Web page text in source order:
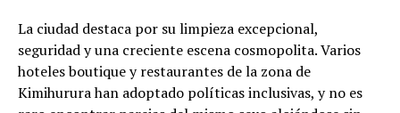
La ciudad destaca por su limpieza excepcional,
seguridad y una creciente escena cosmopolita. Varios
hoteles boutique y restaurantes de la zona de
Kimihurura han adoptado políticas inclusivas, y no es